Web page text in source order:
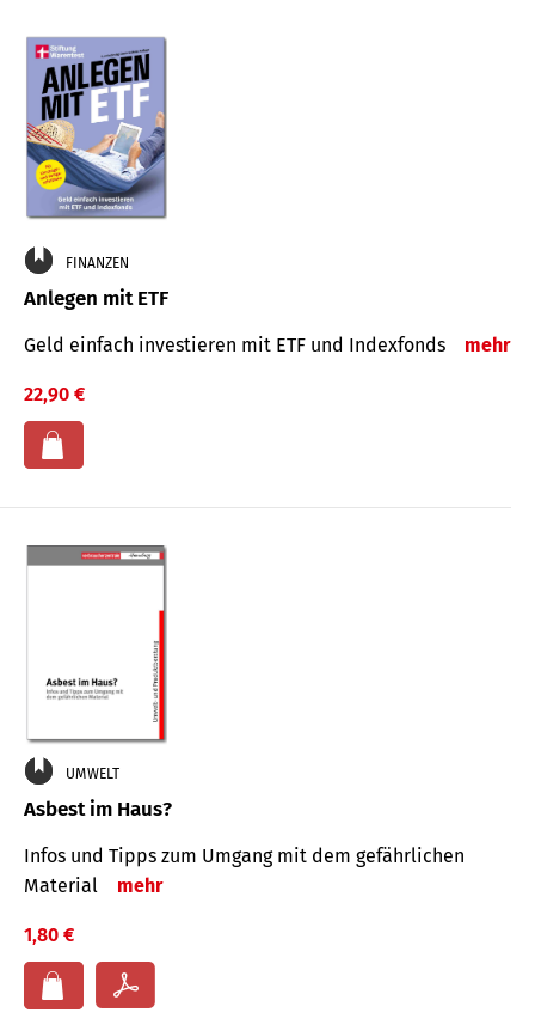
FINANZEN
Anlegen mit ETF
Geld einfach investieren mit ETF und Indexfonds mehr
22,90 €
UMWELT
Asbest im Haus?
Infos und Tipps zum Um­gang mit dem ge­fähr­lichen
Mate­rial
mehr
1,80 €